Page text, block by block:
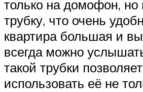
только на домофон, но
трубку, что очень
квартира большая и
всегда можно
такой трубки позволяет
использовать её не